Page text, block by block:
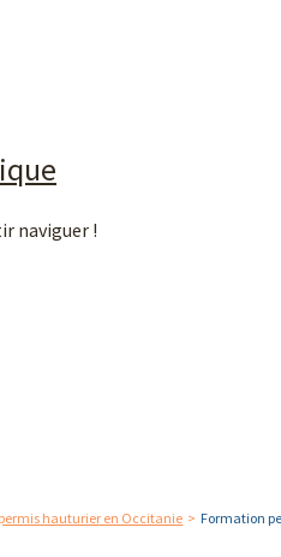
naviguer !
hauturier en Occitanie Formation